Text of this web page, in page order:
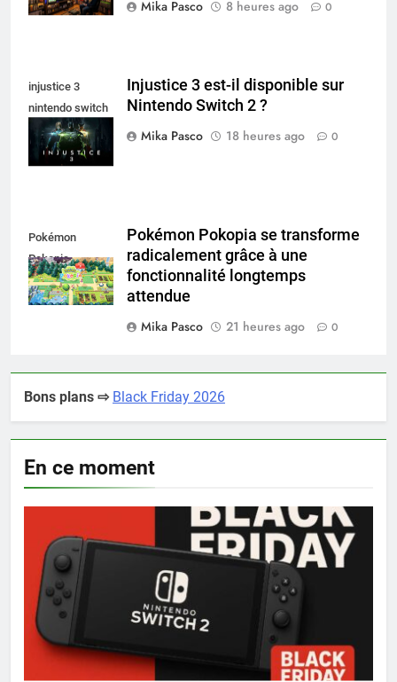
Mika Pasco
8 heures ago 0
injustice 3
nintendo switch
Injustice 3 est-il disponible sur
Nintendo Switch 2 ?
Mika Pasco
18 heures ago 0
Pokémon
Pokopia
Pokémon Pokopia se transforme
radicalement grâce à une
fonctionnalité longtemps
attendue
Mika Pasco
21 heures ago 0
Bons plans ⇨ Black Friday 2026
En ce moment